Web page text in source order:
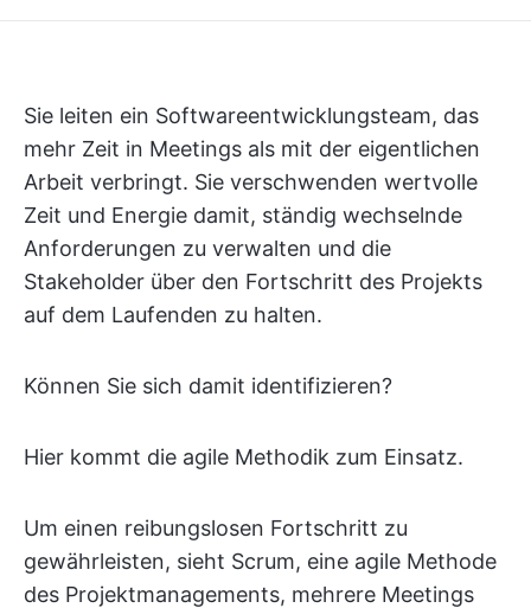
Sie leiten ein Softwareentwicklungsteam, das
mehr Zeit in Meetings als mit der eigentlichen
Arbeit verbringt. Sie verschwenden wertvolle
Zeit und Energie damit, ständig wechselnde
Anforderungen zu verwalten und die
Stakeholder über den Fortschritt des Projekts
auf dem Laufenden zu halten.
Können Sie sich damit identifizieren?
Hier kommt die agile Methodik zum Einsatz.
Um einen reibungslosen Fortschritt zu
gewährleisten, sieht Scrum, eine agile Methode
des Projektmanagements, mehrere Meetings